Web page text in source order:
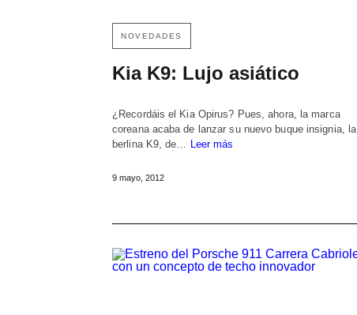
NOVEDADES
Kia K9: Lujo asiático
¿Recordáis el Kia Opirus? Pues, ahora, la marca
coreana acaba de lanzar su nuevo buque insignia, la
berlina K9, de…
Leer más
9 mayo, 2012